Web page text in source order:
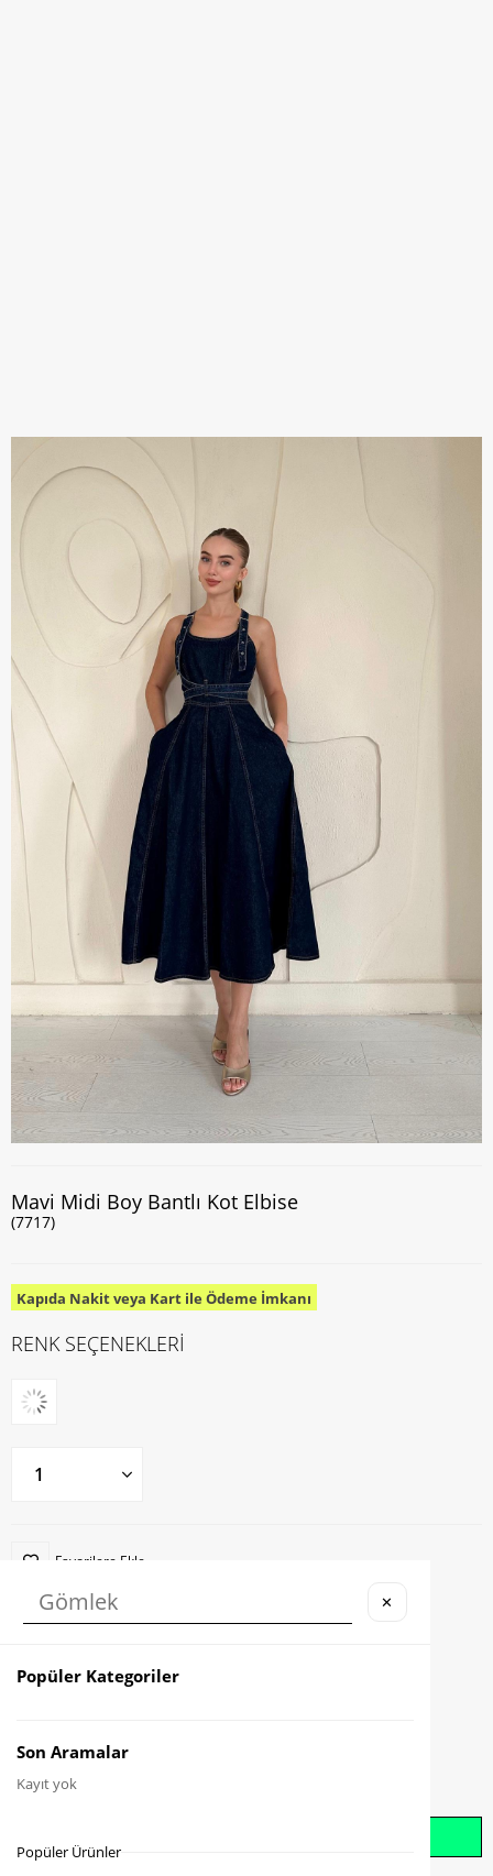
Mavi Midi Boy Bantlı Kot Elbise
(7717)
Kapıda Nakit veya Kart ile Ödeme İmkanı
RENK SEÇENEKLERİ
Favorilere Ekle
Karşılaştır
Gelince Haber Ver
✕
Popüler Kategoriler
Son Aramalar
Kayıt yok
Popüler Ürünler